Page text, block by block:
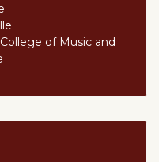
of Music and